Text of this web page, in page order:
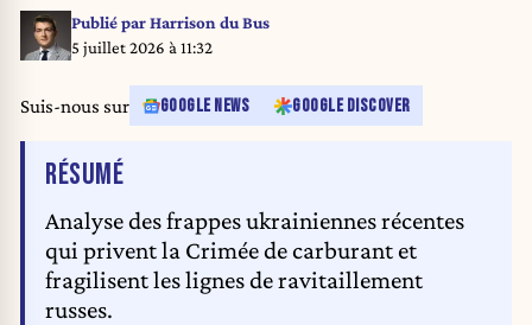
analysts (Credit Image: © Sergei Malgavko/TASS via ZUMA Press)
Publié parHarrison du Bus
5 juillet 2026 à 11:32
Suis-nous sur GOOGLE NEWS GOOGLE DISCOVER
RÉSUMÉDE L'ARTICLE
Analyse des frappes ukrainiennes récentes
qui privent la Crimée de carburant et
fragilisent les lignes de ravitaillement
russes.